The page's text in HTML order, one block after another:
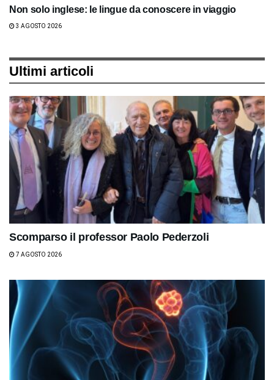
Non solo inglese: le lingue da conoscere in viaggio
3 AGOSTO 2026
Ultimi articoli
Scomparso il professor Paolo Pederzoli
7 AGOSTO 2026